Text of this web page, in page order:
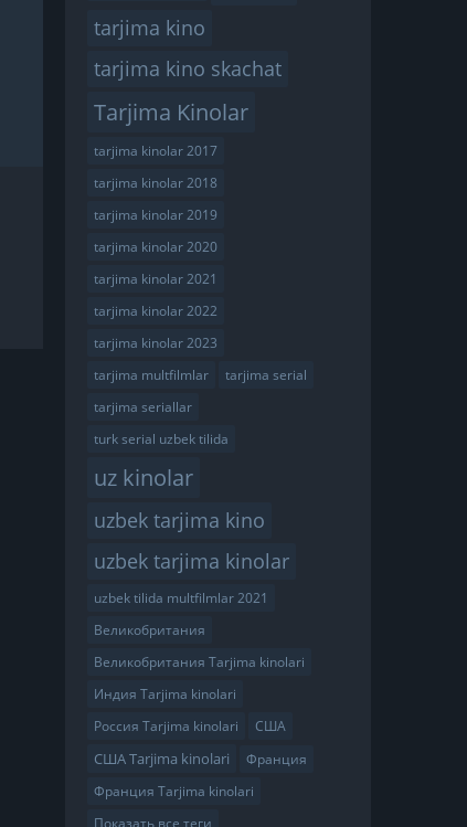
R NUQTASI / NUQTA R
UZBEK TILIDA
tarjima kino
tarjima kino skachat
Tarjima Kinolar
tarjima kinolar 2017
tarjima kinolar 2018
tarjima kinolar 2019
tarjima kinolar 2020
tarjima kinolar 2021
tarjima kinolar 2022
tarjima kinolar 2023
tarjima multfilmlar
tarjima serial
tarjima seriallar
turk serial uzbek tilida
uz kinolar
uzbek tarjima kino
uzbek tarjima kinolar
uzbek tilida multfilmlar 2021
Великобритания
Великобритания Tarjima kinolari
Индия Tarjima kinolari
Россия Tarjima kinolari
США
США Tarjima kinolari
Франция
Франция Tarjima kinolari
Показать все теги